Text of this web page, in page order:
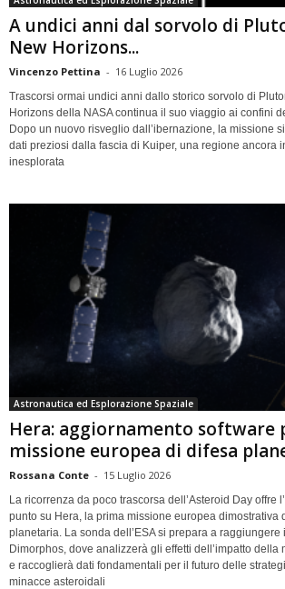
A undici anni dal sorvolo di
New Horizons...
Vincenzo Pettina - 16 Luglio 2026
Trascorsi ormai undici anni dallo storico sorvolo di
Horizons della NASA continua il suo viaggio ai confini
Dopo un nuovo risveglio dall’ibernazione, la missione
dati preziosi dalla fascia di Kuiper, una regione ancora
inesplorata
Astronautica ed Esplorazione Spaziale
Hera: aggiornamento software
missione europea di difesa
Rossana Conte - 15 Luglio 2026
La ricorrenza da poco trascorsa dell’Asteroid Day offre
punto su Hera, la prima missione europea dimostrativa
planetaria. La sonda dell’ESA si prepara a
Dimorphos, dove analizzerà gli effetti dell’impatto della
e raccoglierà dati fondamentali per il futuro delle
minacce asteroidali